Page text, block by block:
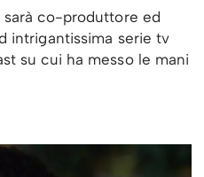
sarà co-produttore ed
intrigantissima serie tv
su cui ha messo le mani